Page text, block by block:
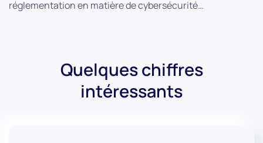
réglementation en matière de cybersécurité…
Quelques chiffres
intéressants